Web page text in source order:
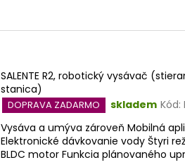
SALENTE R2, robotický vysávač
stanica)
DOPRAVA ZADARMO skladem Kód:
Vysáva a umýva zároveň Mobilná
Elektronické dávkovanie vody Štyri
BLDC motor Funkcia plánovaného